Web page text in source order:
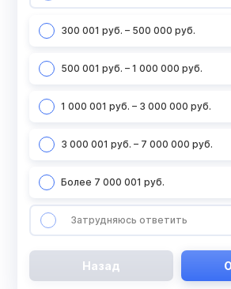
300 001 руб. – 500 000 руб.
500 001 руб. – 1 000 000 руб.
1 000 001 руб. – 3 000 000 руб.
3 000 001 руб. – 7 000 000 руб.
Более 7 000 001 руб.
Затрудняюсь ответить
Назад